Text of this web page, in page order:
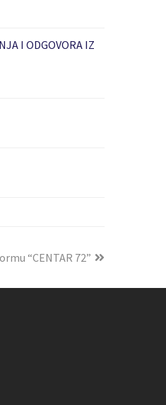
I ODGOVORA IZ
“CENTAR 72”